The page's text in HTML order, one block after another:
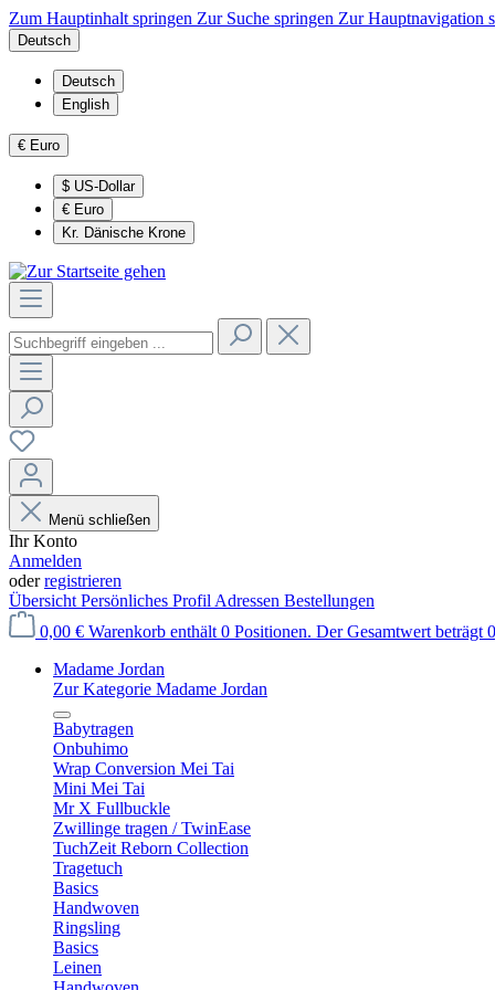
Zum Hauptinhalt springen Zur Suche springen Zur Hauptnavigation
Deutsch
Deutsch
English
€ Euro
$ US-Dollar
€ Euro
Kr. Dänische Krone
Menü schließen
Ihr Konto
Anmelden
oderregistrieren
Übersicht Persönliches Profil Adressen Bestellungen
0,00 € Warenkorb enthält 0 Positionen. Der Gesamtwert beträgt
Madame Jordan
Zur Kategorie Madame Jordan
Babytragen
Onbuhimo
Wrap Conversion Mei Tai
Mini Mei Tai
Mr X Fullbuckle
Zwillinge tragen / TwinEase
TuchZeit Reborn Collection
Tragetuch
Basics
Handwoven
Ringsling
Basics
Leinen